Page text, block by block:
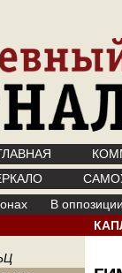
В оппозиции